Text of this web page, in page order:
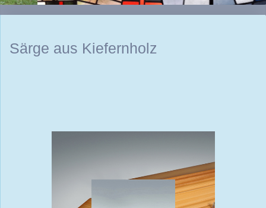
Särge aus Kiefernholz